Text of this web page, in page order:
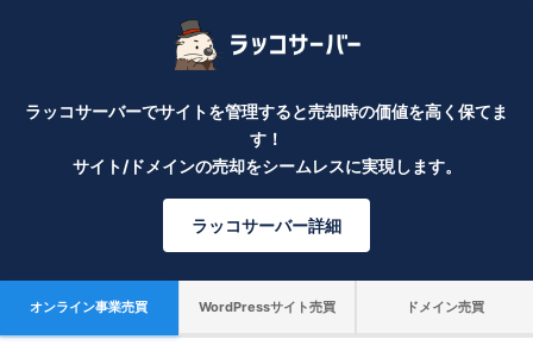
ラッコサーバーでサイトを管理すると売却時の価値を高く保てま
す！
サイト/ドメインの売却をシームレスに実現します。
ラッコサーバー詳細
オンライン事業売買 WordPressサイト売買 ドメイン売買